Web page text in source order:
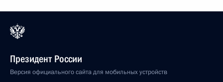
Президент России
Версия официального сайта для мобильных устройств